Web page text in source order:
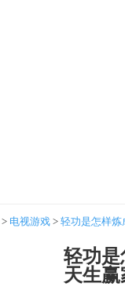
> 电视游戏 > 轻功是怎样炼
轻功
天生赢